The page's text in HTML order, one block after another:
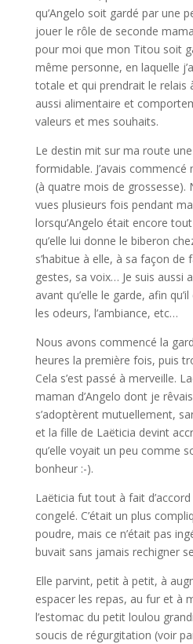
qu’Angelo soit gardé par une
jouer le rôle de seconde
pour moi que mon Titou soit
même personne, en laquelle
totale et qui prendrait le relais
aussi alimentaire et
valeurs et mes souhaits.
Le destin mit sur ma route
formidable. J’avais
(à quatre mois de grossesse).
vues plusieurs fois pendant
lorsqu’Angelo était encore tout
qu’elle lui donne le biberon
s’habitue à elle, à sa façon de
gestes, sa voix… Je suis aussi
avant qu’elle le garde, afin
les odeurs, l’ambiance, etc…
Nous avons commencé la
heures la première fois, puis
Cela s’est passé à merveille.
maman d’Angelo dont je
s’adoptèrent mutuellement,
et la fille de Laëticia devint
qu’elle voyait un peu comme
bonheur :-).
Laëticia fut tout à fait
congelé. C’était un plus
poudre, mais ce n’était pas
buvait sans jamais rechigner
Elle parvint, petit à petit, à
espacer les repas, au fur et à
l’estomac du petit loulou
soucis de régurgitation (voir